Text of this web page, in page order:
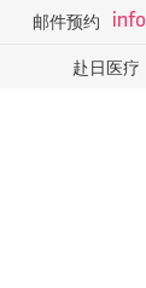
邮件预约
赴日医疗